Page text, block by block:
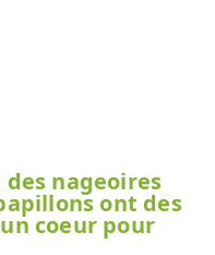
des nageoires
ont des
coeur pour